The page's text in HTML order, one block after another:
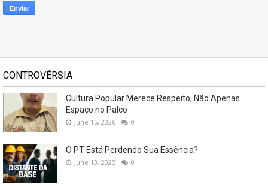
CONTROVÉRSIA
Cultura Popular Merece Respeito, Não Apenas
Espaço no Palco
June 15, 2026 0
O PT Está Perdendo Sua Essência?
June 13, 2025 0